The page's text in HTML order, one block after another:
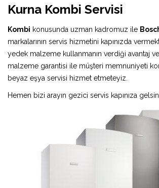
Kurna Kombi Servisi
Kombi konusunda uzman kadromuz ile
markalarının servis hizmetini kapınızda
yedek malzeme kullanmanın verdiği avantaj
malzeme garantisi ile müşteri memnuniyeti
beyaz eşya servisi hizmet etmeteyiz.
Hemen bizi arayın gezici servis kapınıza gelsin.